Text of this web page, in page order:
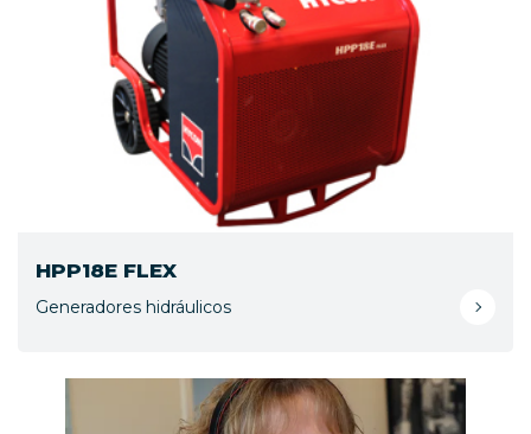
HPP18E FLEX
Generadores hidráulicos